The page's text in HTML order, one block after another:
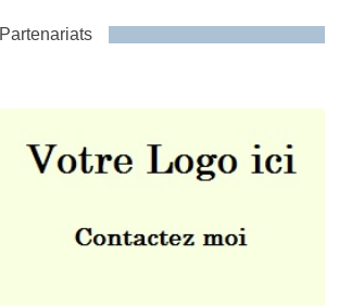
Partenariats